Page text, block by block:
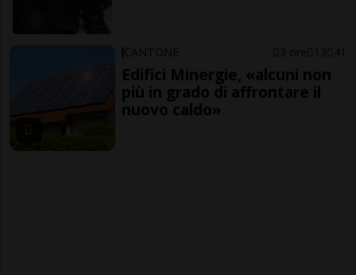
CANTONE 3 ore 13 41
Edifici Minergie, «alcuni non
più in grado di affrontare il
nuovo caldo»